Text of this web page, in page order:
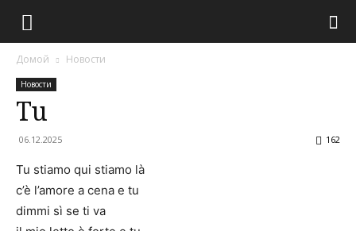
Домой Новости
Новости
Tu
06.12.2025 162
Tu stiamo qui stiamo là
c’è l’amore a cena e tu
dimmi sì se ti va